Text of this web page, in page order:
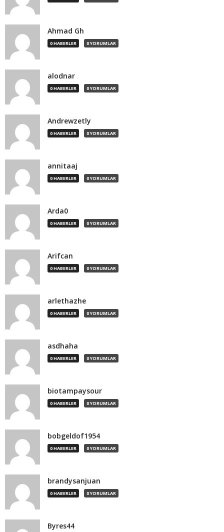
Ahmad Gh
0 HABERLER 0 YORUMLAR
alodnar
0 HABERLER 0 YORUMLAR
Andrewzetly
0 HABERLER 0 YORUMLAR
annitaaj
0 HABERLER 0 YORUMLAR
Arda0
0 HABERLER 0 YORUMLAR
Arifcan
0 HABERLER 0 YORUMLAR
arlethazhe
0 HABERLER 0 YORUMLAR
asdhaha
0 HABERLER 0 YORUMLAR
biotampaysour
0 HABERLER 0 YORUMLAR
bobgeldof1954
0 HABERLER 0 YORUMLAR
brandysanjuan
0 HABERLER 0 YORUMLAR
Byres44